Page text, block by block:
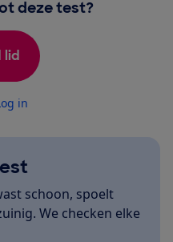
deze test?
lid
in
schoon, spoelt
We checken elke